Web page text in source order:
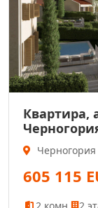
Квартира,
Черногория
605 115